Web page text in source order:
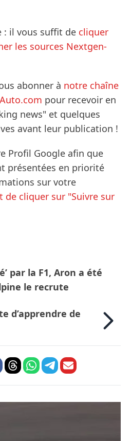
: il vous suffit de cliquer
les sources Nextgen-
abonner à notre chaîne
pour recevoir en
news" et quelques
avant leur publication !
Profil Google afin que
présentées en priorité
sur votre
de cliquer sur "Suivre sur
par la F1, Aron a été
le recrute
d’apprendre de